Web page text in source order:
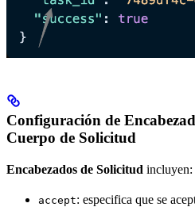
Configuración de
Cuerpo de Solicitud
Encabezados de Solicitud incluyen:
accept: especifica que se